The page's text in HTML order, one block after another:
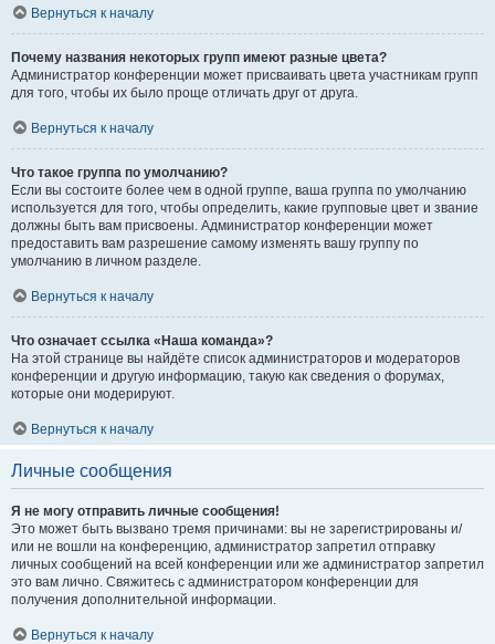
Вернуться к началу
Почему названия некоторых групп имеют разные цвета?
Администратор конференции может присваивать цвета участникам групп
для того, чтобы их было проще отличать друг от друга.
Вернуться к началу
Что такое группа по умолчанию?
Если вы состоите более чем в одной группе, ваша группа по умолчанию
используется для того, чтобы определить, какие групповые цвет и звание
должны быть вам присвоены. Администратор конференции может
предоставить вам разрешение самому изменять вашу группу по
умолчанию в личном разделе.
Вернуться к началу
Что означает ссылка «Наша команда»?
На этой странице вы найдёте список администраторов и модераторов
конференции и другую информацию, такую как сведения о форумах,
которые они модерируют.
Вернуться к началу
Личные сообщения
Я не могу отправить личные сообщения!
Это может быть вызвано тремя причинами: вы не зарегистрированы и/
или не вошли на конференцию, администратор запретил отправку
личных сообщений на всей конференции или же администратор запретил
это вам лично. Свяжитесь с администратором конференции для
получения дополнительной информации.
Вернуться к началу